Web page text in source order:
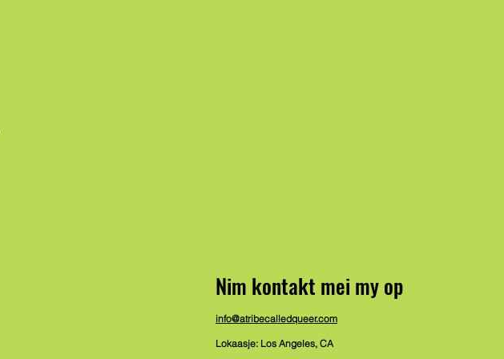
Nim kontakt mei my op
info@atribecalledqueer.com
Lokaasje: Los Angeles, CA